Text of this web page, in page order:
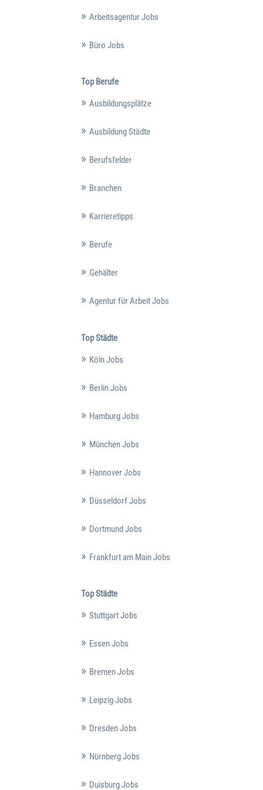
Arbeitsagentur Jobs
Büro Jobs
Top Berufe
Ausbildungsplätze
Ausbildung Städte
Berufsfelder
Branchen
Karrieretipps
Berufe
Gehälter
Agentur für Arbeit Jobs
Top Städte
Köln Jobs
Berlin Jobs
Hamburg Jobs
München Jobs
Hannover Jobs
Düsseldorf Jobs
Dortmund Jobs
Frankfurt am Main Jobs
Top Städte
Stuttgart Jobs
Essen Jobs
Bremen Jobs
Leipzig Jobs
Dresden Jobs
Nürnberg Jobs
Duisburg Jobs